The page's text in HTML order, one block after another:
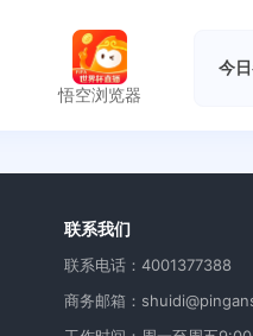
悟空浏览器
今
联系我们
联系电话：4001377388
商务邮箱：